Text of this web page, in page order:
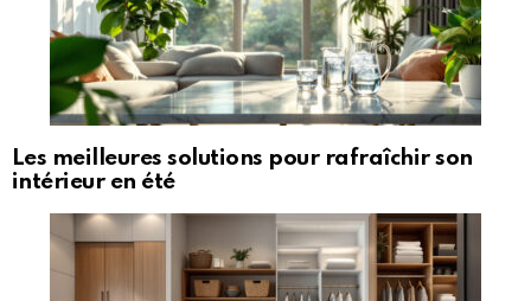
Les meilleures solutions pour rafraîchir son
intérieur en été